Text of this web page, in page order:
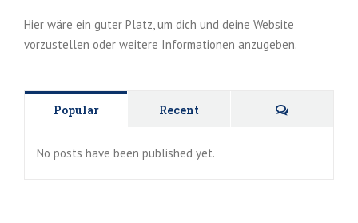
Hier wäre ein guter Platz, um dich und deine Website
vorzustellen oder weitere Informationen anzugeben.
Popular Recent
No posts have been published yet.